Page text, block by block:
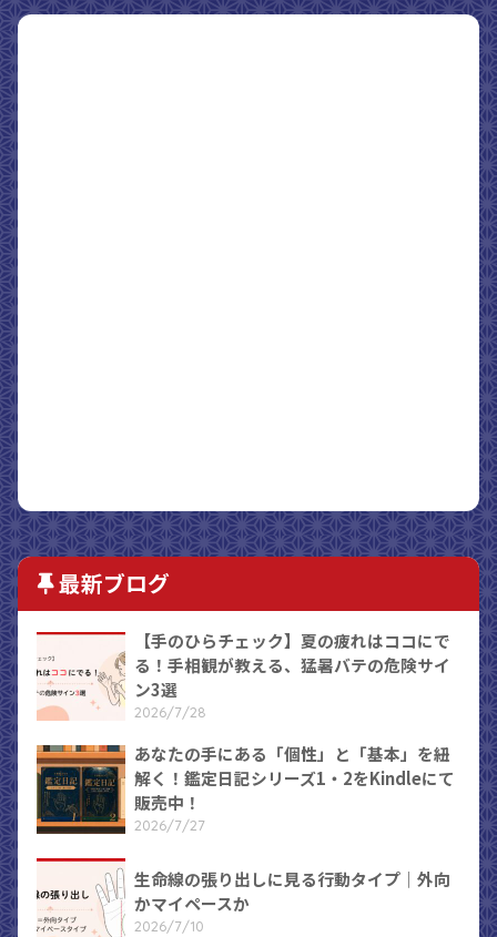
最新ブログ
【手のひらチェック】夏の疲れはココにで
る！手相観が教える、猛暑バテの危険サイ
ン3選
2026/7/28
あなたの手にある「個性」と「基本」を紐
解く！鑑定日記シリーズ1・2をKindleにて
販売中！
2026/7/27
生命線の張り出しに見る行動タイプ｜外向
かマイペースか
2026/7/10